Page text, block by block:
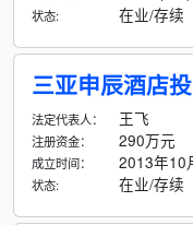
状态: 在业/存续
三亚申辰酒店
法定代表人： 王飞
注册资金： 290万元
成立时间： 2013年10
状态: 在业/存续